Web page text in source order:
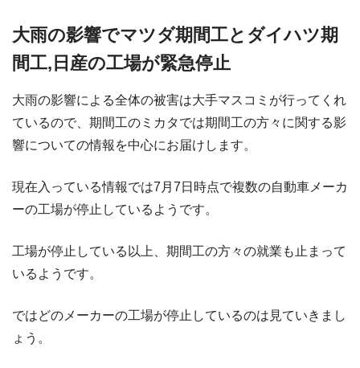
大雨の影響でマツダ期間工とダイハツ期
間工,日産の工場が緊急停止
大雨の影響による全体の被害は大手マスコミが行ってくれ
ているので、期間工のミカタでは期間工の方々に関する影
響についての情報を中心にお届けします。
現在入っている情報では7月7日時点で複数の自動車メーカ
ーの工場が停止しているようです。
工場が停止している以上、期間工の方々の就業も止まって
いるようです。
ではどのメーカーの工場が停止しているのは見ていきまし
ょう。